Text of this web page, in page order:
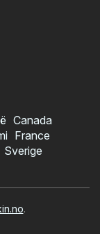
Canada
France
Sverige
.